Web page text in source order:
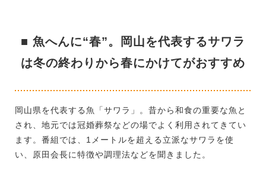
■ 魚へんに“春”。岡山を代表するサワラ
は冬の終わりから春にかけてがおすすめ
岡山県を代表する魚「サワラ」。昔から和食の重要な魚と
され、地元では冠婚葬祭などの場でよく利用されてきてい
ます。番組では、1メートルを超える立派なサワラを使
い、原田会長に特徴や調理法などを聞きました。